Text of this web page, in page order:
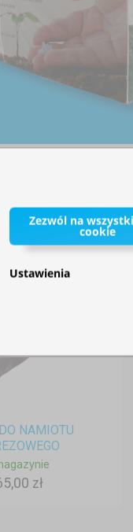
NAMIOTU
zł
Zezwól na
cookie
Ustawienia